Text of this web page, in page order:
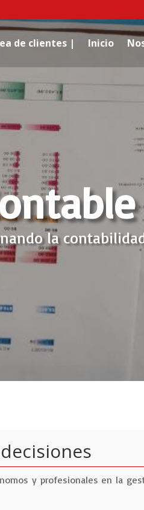
de clientes | Inicio
la
y profesionales en la